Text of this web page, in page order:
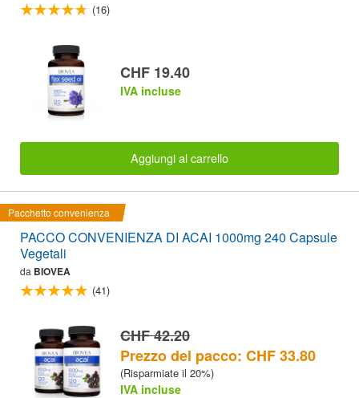
(16)
CHF 19.40
IVA incluse
Aggiungi al carrello
Pacchetto convenienza
PACCO CONVENIENZA DI ACAI 1000mg 240 Capsule
Vegetali
da BIOVEA
(41)
CHF 42.20
Prezzo del pacco: CHF 33.80
(Risparmiate il 20%)
IVA incluse